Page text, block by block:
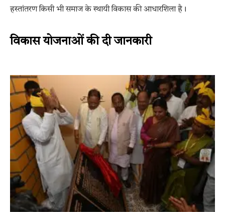
हस्तांतरण किसी भी समाज के स्थायी विकास की आधारशिला है।
विकास योजनाओं की दी जानकारी